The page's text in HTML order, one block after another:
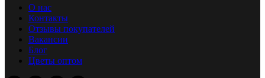
О нас
Контакты
Отзывы покупателей
Вакансии
Блог
Цветы оптом